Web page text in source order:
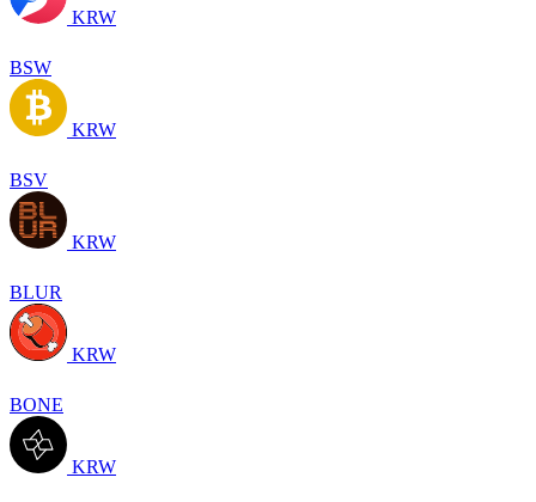
KRW
BSW
KRW
BSV
KRW
BLUR
KRW
BONE
KRW